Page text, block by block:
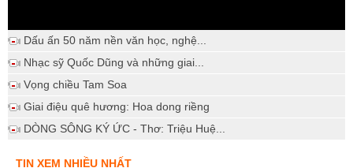
Dấu ấn 50 năm nền văn học, nghệ...
Nhạc sỹ Quốc Dũng và những giai...
Vọng chiều Tam Soa
Giai điệu quê hương: Hoa dong riềng
DÒNG SÔNG KÝ ỨC - Thơ: Triệu Huệ...
TIN XEM NHIỀU NHẤT